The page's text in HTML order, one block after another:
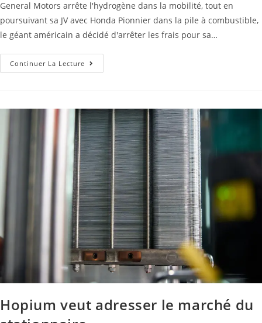
General Motors arrête l'hydrogène dans la mobilité, tout en
poursuivant sa JV avec Honda Pionnier dans la pile à combustible,
le géant américain a décidé d'arrêter les frais pour sa…
Continuer La Lecture
Hopium veut adresser le marché du